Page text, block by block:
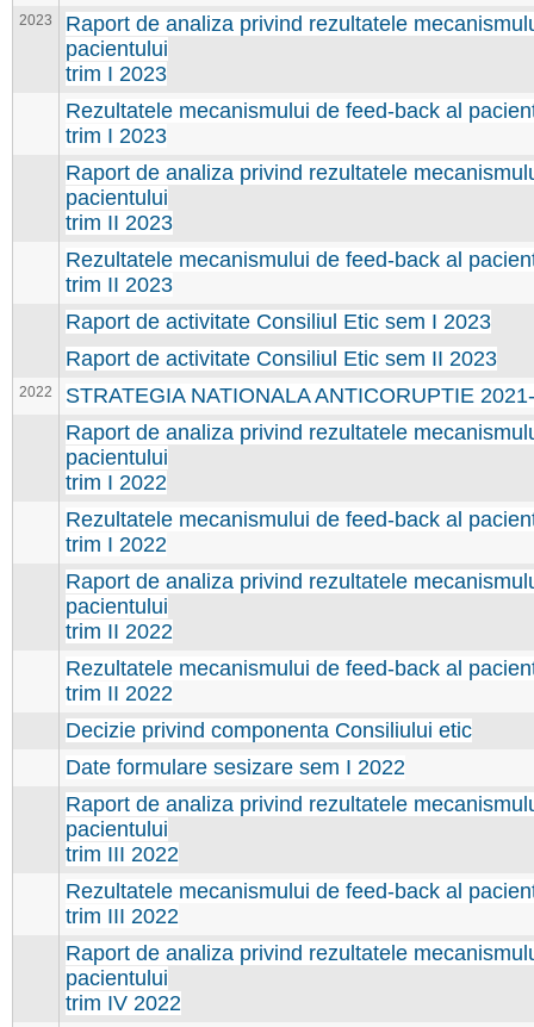
2023
Raport de analiza privind rezultatele
pacientului
trim I 2023
Rezultatele mecanismului de feed-back al
trim I 2023
Raport de analiza privind rezultatele
pacientului
trim II 2023
Rezultatele mecanismului de feed-back al
trim II 2023
Raport de activitate Consiliul Etic sem I 2023
Raport de activitate Consiliul Etic sem II 2023
2022
STRATEGIA NATIONALA ANTICORUPTIE
Raport de analiza privind rezultatele
pacientului
trim I 2022
Rezultatele mecanismului de feed-back al
trim I 2022
Raport de analiza privind rezultatele
pacientului
trim II 2022
Rezultatele mecanismului de feed-back al
trim II 2022
Decizie privind componenta Consiliului etic
Date formulare sesizare sem I 2022
Raport de analiza privind rezultatele
pacientului
trim III 2022
Rezultatele mecanismului de feed-back al
trim III 2022
Raport de analiza privind rezultatele
pacientului
trim IV 2022